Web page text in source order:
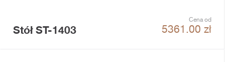
Stół ST-1403
Cena od
5361.00 zł